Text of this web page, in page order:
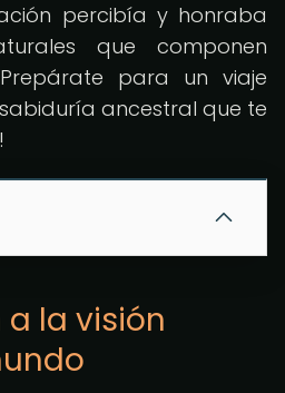
percibía y honraba
que componen
para un viaje
ancestral que te
la visión